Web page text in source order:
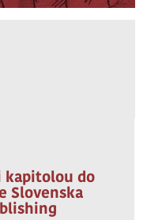
kapitolou do
Slovenska